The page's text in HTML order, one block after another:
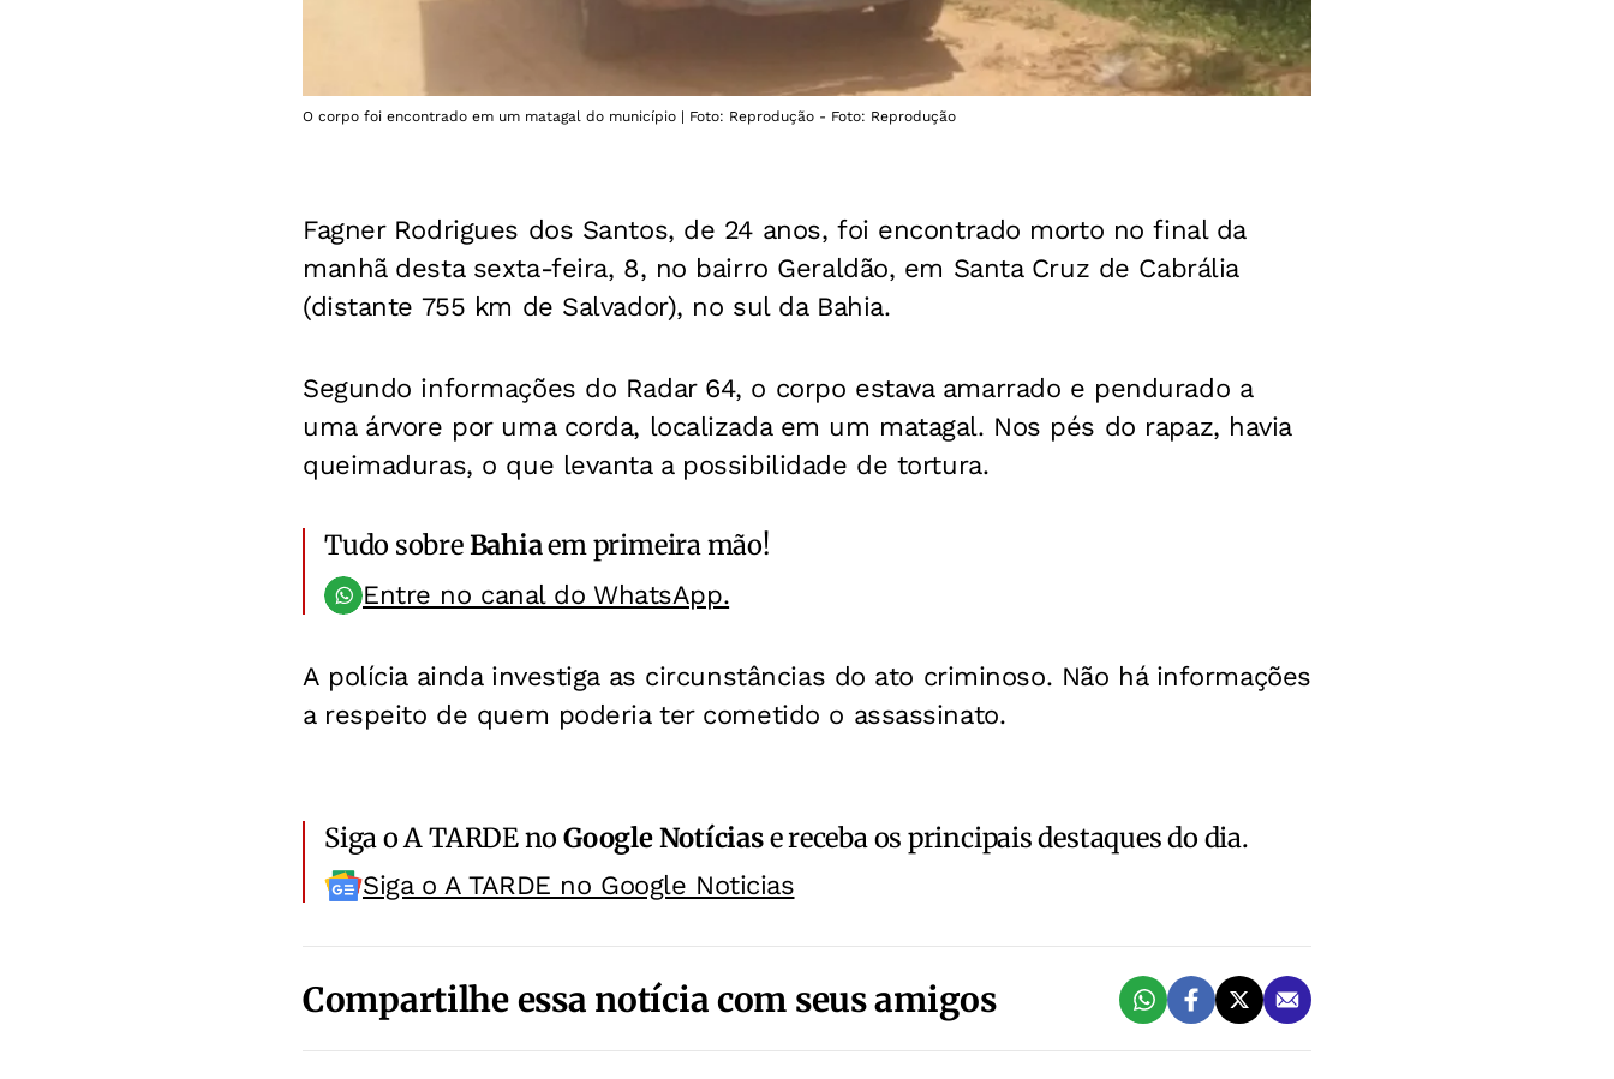
O corpo foi encontrado em um matagal do município | Foto: Reprodução - Foto: Reprodução
Fagner Rodrigues dos Santos, de 24 anos, foi encontrado morto no final da
manhã desta sexta-feira, 8, no bairro Geraldão, em Santa Cruz de Cabrália
(distante 755 km de Salvador), no sul da Bahia.
Segundo informações do Radar 64, o corpo estava amarrado e pendurado a
uma árvore por uma corda, localizada em um matagal. Nos pés do rapaz, havia
queimaduras, o que levanta a possibilidade de tortura.
Tudo sobreBahiaem primeira mão!
Entre no canal do WhatsApp.
A polícia ainda investiga as circunstâncias do ato criminoso. Não há informações
a respeito de quem poderia ter cometido o assassinato.
Siga o A TARDE noGoogle Notíciase receba os principais destaques do dia.
Siga o A TARDE no Google Noticias
Compartilhe essa notícia com seus amigos